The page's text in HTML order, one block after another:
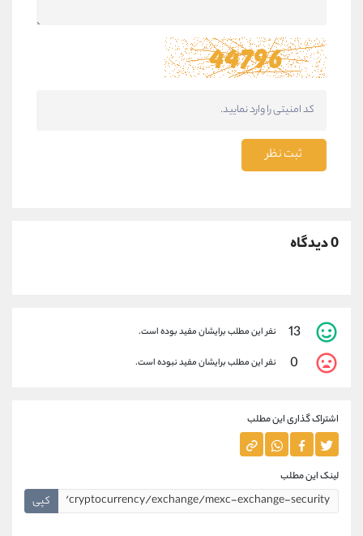
ثبت نظر
0 دیدگاه
13 نفر این مطلب برایشان مفید بوده است.
0 نفر این مطلب برایشان مفید نبوده است.
اشتراک گذاری این مطلب
لینک این مطلب
کپی